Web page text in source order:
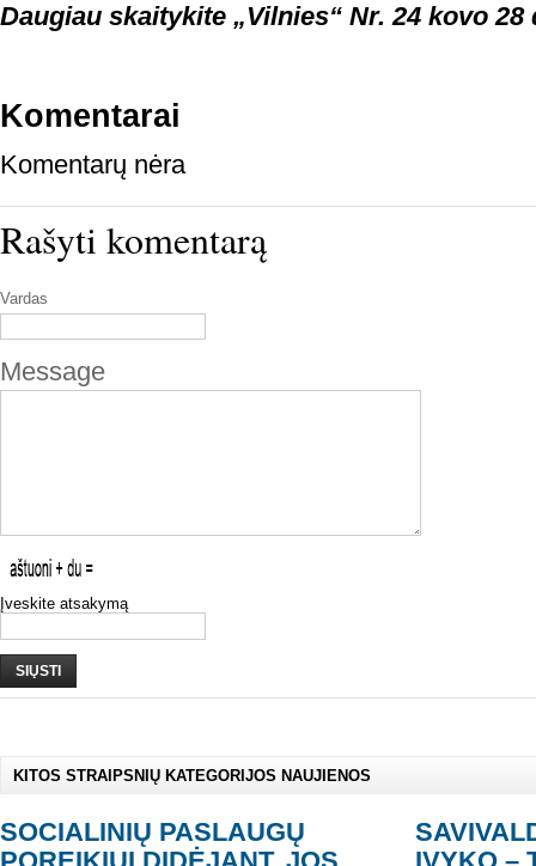
Daugiau skaitykite „Vilnies“ Nr. 24 kovo 28
Komentarai
Komentarų nėra
Rašyti komentarą
Vardas
Message
Įveskite atsakymą
SIŲSTI
KITOS STRAIPSNIŲ KATEGORIJOS NAUJIENOS
SOCIALINIŲ PASLAUGŲ
POREIKIUI DIDĖJANT, JOS
ĮVYKO –